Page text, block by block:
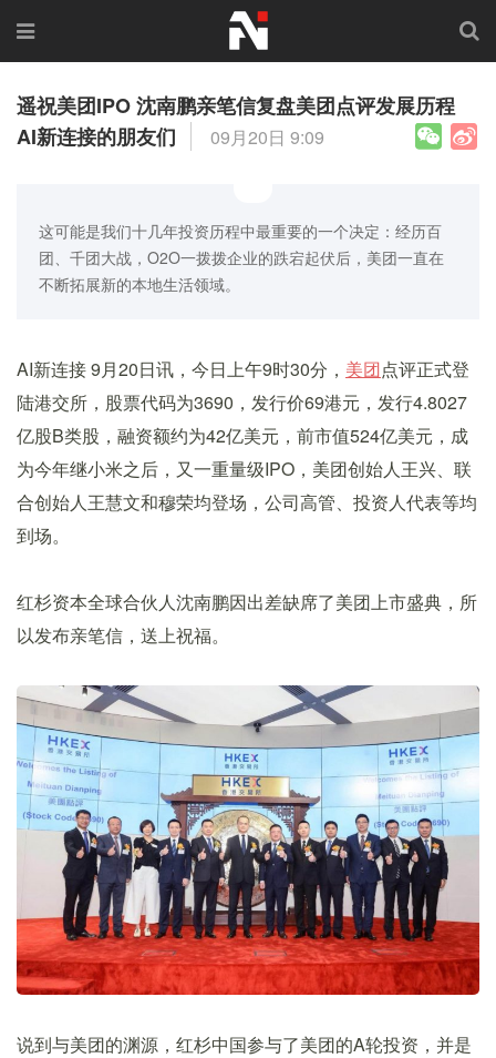
遥祝美团IPO 沈南鹏亲笔信复盘美团点评发展历程
AI新连接的朋友们
09月20日 9:09
这可能是我们十几年投资历程中最重要的一个决定：经历百
团、千团大战，O2O一拨拨企业的跌宕起伏后，美团一直在
不断拓展新的本地生活领域。
AI新连接 9月20日讯，今日上午9时30分， 美团点评正式登
陆港交所，股票代码为3690，发行价69港元，发行4.8027
亿股B类股，融资额约为42亿美元，前市值524亿美元，成
为今年继小米之后，又一重量级IPO，美团创始人王兴、联
合创始人王慧文和穆荣均登场，公司高管、投资人代表等均
到场。
红杉资本全球合伙人沈南鹏因出差缺席了美团上市盛典，所
以发布亲笔信，送上祝福。
说到与美团的渊源，红杉中国参与了美团的A轮投资，并是